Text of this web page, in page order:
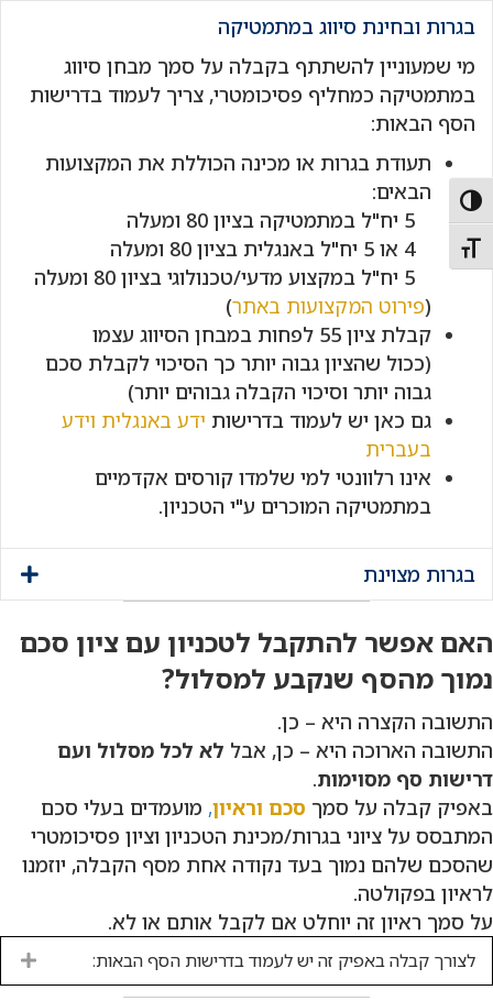
Toggle High Contrast
Toggle Font size
בגרות ובחינת סיווג במתמטיקה
מי שמעוניין להשתתף בקבלה על סמך מבחן סיווג
במתמטיקה כמחליף פסיכומטרי, צריך לעמוד בדרישות
הסף הבאות:
תעודת בגרות או מכינה הכוללת את המקצועות
הבאים:
4 או 5 יח"ל באנגלית בציון 80 ומעלה
5 יח"ל במקצוע מדעי/טכנולוגי בציון 80 ומעלה
(פירוט המקצועות באתר)
קבלת ציון 55 לפחות במבחן הסיווג עצמו
(ככול שהציון גבוה יותר כך הסיכוי לקבלת סכם
גבוה יותר וסיכוי הקבלה גבוהים יותר)
גם כאן יש לעמוד בדרישות ידע באנגלית וידע
בעברית
אינו רלוונטי למי שלמדו קורסים אקדמיים
במתמטיקה המוכרים ע"י הטכניון.
בגרות מצוינת
האם אפשר להתקבל לטכניון עם ציון סכם
נמוך מהסף שנקבע למסלול?
התשובה הקצרה היא – כן.
התשובה הארוכה היא – כן, אבל לא לכל מסלול ועם
דרישות סף מסוימות.
באפיק קבלה על סמך סכם וראיון, מועמדים בעלי סכם
המתבסס על ציוני בגרות/מכינת הטכניון וציון פסיכומטרי
שהסכם שלהם נמוך בעד נקודה אחת מסף הקבלה, יוזמנו
לראיון בפקולטה.
על סמך ראיון זה יוחלט אם לקבל אותם או לא.
לצורך קבלה באפיק זה יש לעמוד בדרישות הסף הבאות: